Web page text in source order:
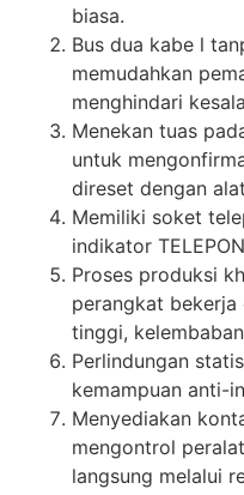
biasa.
Bus dua kabe l
memudahkan
menghindari
Menekan tuas
untuk
direset dengan
Memiliki soket
indikator
Proses produksi
perangkat bekerja
tinggi,
Perlindungan
kemampuan anti-
Menyediakan
mengontrol
langsung melalui